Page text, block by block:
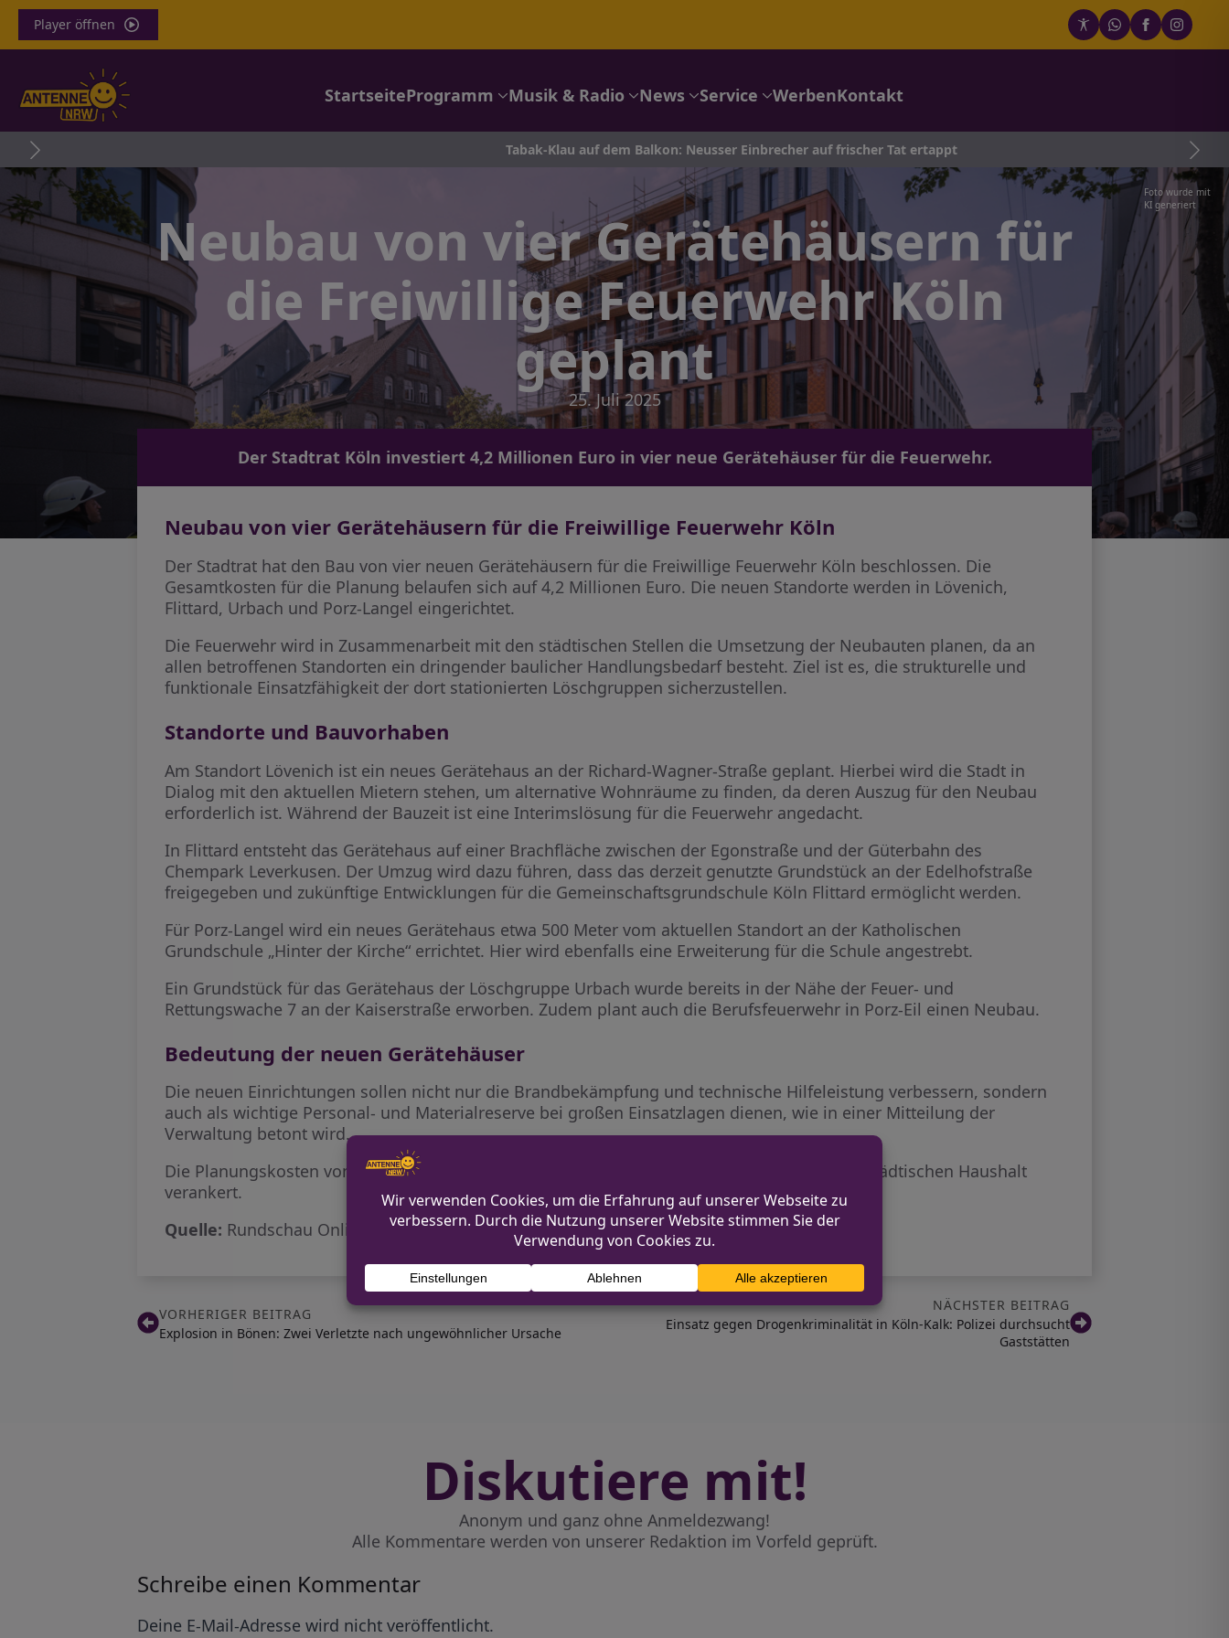
Player öffnen
StartseiteProgramm Musik & Radio News Service WerbenKontakt
Tabak-Klau auf dem Balkon: Neusser Einbrecher auf frischer Tat ertappt
Foto wurde mit
KI generiert
Neubau von vier Gerätehäusern für
die Freiwillige Feuerwehr Köln
geplant
25. Juli 2025
Der Stadtrat Köln investiert 4,2 Millionen Euro in vier neue Gerätehäuser für die Feuerwehr.
Neubau von vier Gerätehäusern für die Freiwillige Feuerwehr Köln
Der Stadtrat hat den Bau von vier neuen Gerätehäusern für die Freiwillige Feuerwehr Köln beschlossen. Die
Gesamtkosten für die Planung belaufen sich auf 4,2 Millionen Euro. Die neuen Standorte werden in Lövenich,
Flittard, Urbach und Porz-Langel eingerichtet.
Die Feuerwehr wird in Zusammenarbeit mit den städtischen Stellen die Umsetzung der Neubauten planen, da an
allen betroffenen Standorten ein dringender baulicher Handlungsbedarf besteht. Ziel ist es, die strukturelle und
funktionale Einsatzfähigkeit der dort stationierten Löschgruppen sicherzustellen.
Standorte und Bauvorhaben
Am Standort Lövenich ist ein neues Gerätehaus an der Richard-Wagner-Straße geplant. Hierbei wird die Stadt in
Dialog mit den aktuellen Mietern stehen, um alternative Wohnräume zu finden, da deren Auszug für den Neubau
erforderlich ist. Während der Bauzeit ist eine Interimslösung für die Feuerwehr angedacht.
In Flittard entsteht das Gerätehaus auf einer Brachfläche zwischen der Egonstraße und der Güterbahn des
Chempark Leverkusen. Der Umzug wird dazu führen, dass das derzeit genutzte Grundstück an der Edelhofstraße
freigegeben und zukünftige Entwicklungen für die Gemeinschaftsgrundschule Köln Flittard ermöglicht werden.
Für Porz-Langel wird ein neues Gerätehaus etwa 500 Meter vom aktuellen Standort an der Katholischen
Grundschule „Hinter der Kirche“ errichtet. Hier wird ebenfalls eine Erweiterung für die Schule angestrebt.
Ein Grundstück für das Gerätehaus der Löschgruppe Urbach wurde bereits in der Nähe der Feuer- und
Rettungswache 7 an der Kaiserstraße erworben. Zudem plant auch die Berufsfeuerwehr in Porz-Eil einen Neubau.
Bedeutung der neuen Gerätehäuser
Die neuen Einrichtungen sollen nicht nur die Brandbekämpfung und technische Hilfeleistung verbessern, sondern
auch als wichtige Personal- und Materialreserve bei großen Einsatzlagen dienen, wie in einer Mitteilung der
Verwaltung betont wird.
Die Planungskosten von 4,2 Millionen Euro brutto für die vier neuen Gerätehäuser sind im städtischen Haushalt
verankert.
Quelle: Rundschau Online
VORHERIGER BEITRAG
Explosion in Bönen: Zwei Verletzte nach ungewöhnlicher Ursache
NÄCHSTER BEITRAG
Einsatz gegen Drogenkriminalität in Köln-Kalk: Polizei durchsucht
Gaststätten
Diskutiere mit!
Anonym und ganz ohne Anmeldezwang!
Alle Kommentare werden von unserer Redaktion im Vorfeld geprüft.
Schreibe einen Kommentar
Deine E-Mail-Adresse wird nicht veröffentlicht.